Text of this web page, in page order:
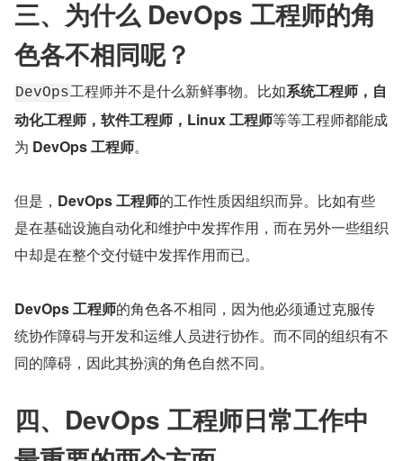
三、为什么 DevOps 工程师的角
色各不相同呢？
DevOps工程师并不是什么新鲜事物。比如系统工程师，自
动化工程师，软件工程师，Linux 工程师等等工程师都能成
为 DevOps 工程师。
但是， DevOps 工程师的工作性质因组织而异。比如有些
是在基础设施自动化和维护中发挥作用，而在另外一些组织
中却是在整个交付链中发挥作用而已。
DevOps 工程师的角色各不相同，因为他必须通过克服传
统协作障碍与开发和运维人员进行协作。而不同的组织有不
同的障碍，因此其扮演的角色自然不同。
四、DevOps 工程师日常工作中